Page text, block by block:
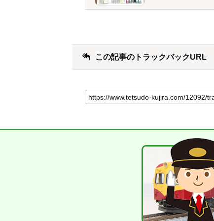
この記事のトラックバックURL